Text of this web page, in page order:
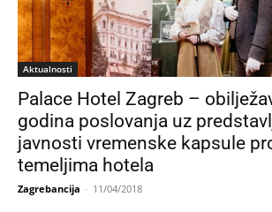
Aktualnosti
Palace Hotel Zagreb –
godina poslovanja uz
javnosti vremenske kapsule
temeljima hotela
Zagrebancija - 11/04/2018